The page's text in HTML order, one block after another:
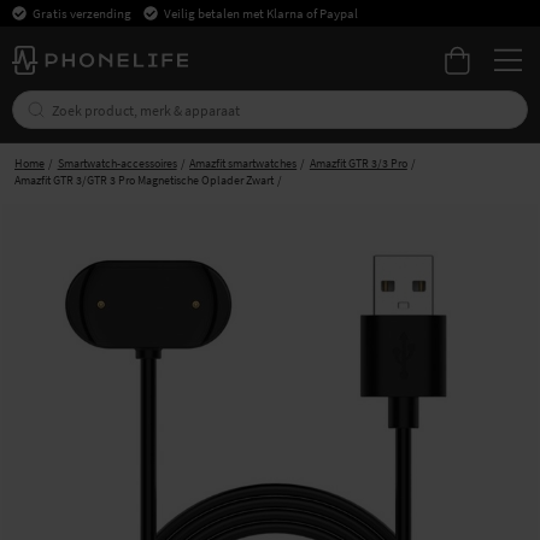
Gratis verzending Veilig betalen met Klarna of Paypal
Home Smartwatch-accessoires Amazfit smartwatches
Amazfit GTR 3/3 Pro
Amazfit GTR 3/GTR 3 Pro Magnetische Oplader Zwart